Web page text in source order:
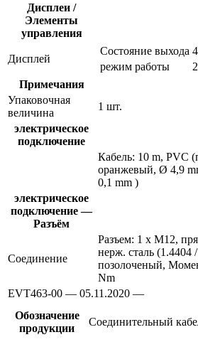
Дисплеи /
Элементы
управления
Дисплей
Состояние выхода
режим работы
Примечания
Упаковочная
величина
1 шт.
электрическое
подключение
Кабель: 10 m, PVC
оранжевый, Ø 4,9
0,1 mm )
электрическое
подключение —
Разъём
Соединение
Разъем: 1 x M12,
нерж. сталь (1.4404
позолоченый,
Nm
EVT463-00 — 05.11.2020 —
Обозначение
продукции
Соединительный